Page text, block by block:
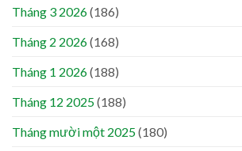
Tháng 3 2026(186)
Tháng 2 2026(168)
Tháng 1 2026(188)
Tháng 12 2025(188)
Tháng mười một 2025(180)